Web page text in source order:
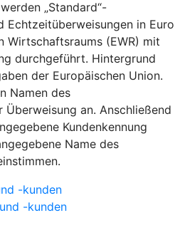
„Standard“-
Echtzeitüberweisungen in Euro
Wirtschaftsraums (EWR) mit
durchgeführt. Hintergrund
der Europäischen Union.
Namen des
Überweisung an. Anschließend
Kundenkennung
Name des
-kunden
-kunden